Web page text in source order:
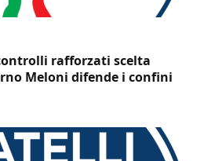
rafforzati scelta
Meloni difende i confini